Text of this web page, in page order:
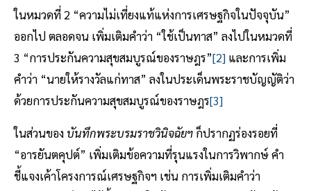
ในหมวดที่ 2 “ความไม่เที่ยงแท้แห่งการเศรษฐกิจในปัจจุบัน”
ออกไป ตลอดจน เพิ่มเติมคำว่า “ใช้เป็นทาส” ลงไปในหมวดที่
3 “การประกันความสุขสมบูรณ์ของราษฎร”[2] และการเพิ่ม
คำว่า “นายให้รางวัลแก่ทาส” ลงในประเด็นพระราชบัญญัติว่า
ด้วยการประกันความสุขสมบูรณ์ของราษฎร[3]
ในส่วนของ บันทึกพระบรมราชวินิจฉัยฯก็ปรากฏร่องรอยที่
“อารยันตคุปต์” เพิ่มเติมข้อความที่รุนแรงในการวิพากษ์ คำ
ชี้แจงเค้าโครงการณ์เศรษฐกิจฯ เช่น การเพิ่มเติมคำว่า